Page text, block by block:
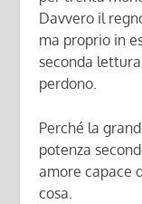
Davvero il
ma proprio in
seconda
perdono.
Perché la
potenza
amore capace
cosa.